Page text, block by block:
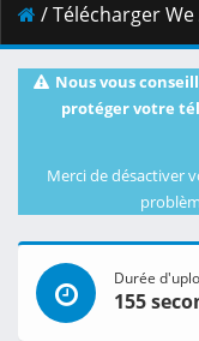
/ Télécharger We Are
Nous vous
protéger votre
Merci de désactiver
Durée
155